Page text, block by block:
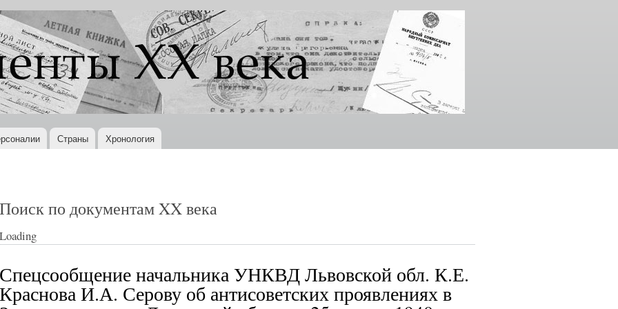
Перейти к
основному
содержанию
Страны Хронология
Поиск по документам XX века
Loading
Спецсообщение начальника УНКВД Львовской обл. К.Е.
Краснова И.А. Серову об антисоветских проявлениях в